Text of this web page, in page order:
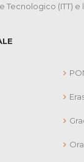
Tecnologico (ITT)